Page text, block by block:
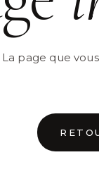
La page que